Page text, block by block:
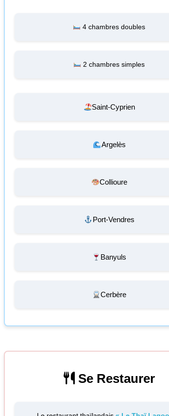
4 chambres doubles
2 chambres simples
Saint-Cyprien
Argelès
Collioure
Port-Vendres
Banyuls
Cerbère
Se Restaurer